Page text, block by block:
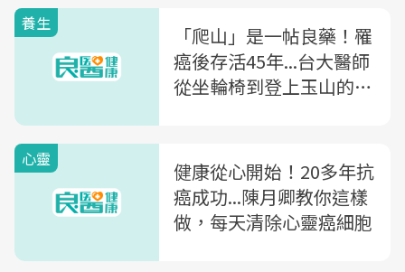
養生
「爬山」是一帖良藥！罹
癌後存活45年...台大醫師
從坐輪椅到登上玉山的奇
心靈
健康從心開始！20多年抗
癌成功...陳月卿教你這樣
做，每天清除心靈癌細胞